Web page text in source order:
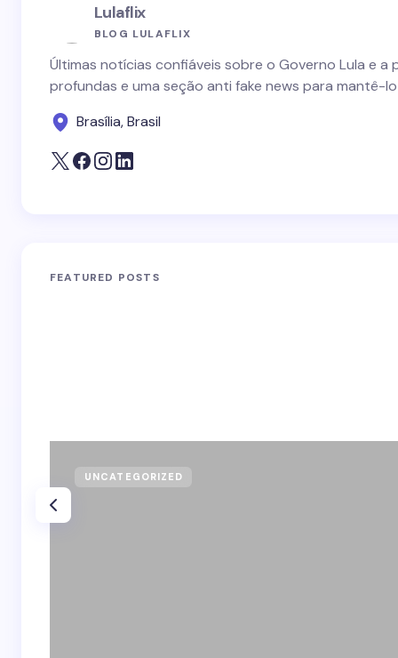
Lulaflix
BLOG LULAFLIX
Últimas notícias confiáveis sobre o Governo Lula e
profundas e uma seção anti fake news para mantê-
Brasília, Brasil
FEATURED POSTS
UNCATEGORIZED